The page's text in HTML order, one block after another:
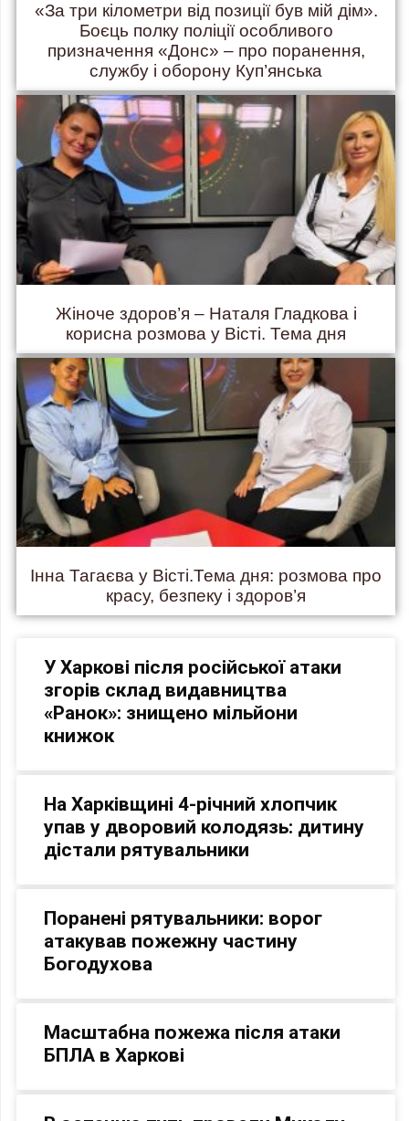
«За три кілометри від позиції був мій дім».
Боєць полку поліції особливого
призначення «Донс» – про поранення,
службу і оборону Куп’янська
Жіноче здоров’я – Наталя Гладкова і
корисна розмова у Вісті. Тема дня
Інна Тагаєва у Вісті.Тема дня: розмова про
красу, безпеку і здоров’я
У Харкові після російської атаки
згорів склад видавництва
«Ранок»: знищено мільйони
книжок
На Харківщині 4-річний хлопчик
упав у дворовий колодязь: дитину
дістали рятувальники
Поранені рятувальники: ворог
атакував пожежну частину
Богодухова
Масштабна пожежа після атаки
БПЛА в Харкові